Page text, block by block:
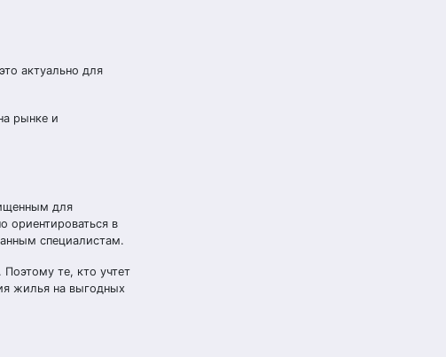
актуально для
рынке и
для
ориентироваться в
специалистам.
те, кто учтет
жилья на выгодных